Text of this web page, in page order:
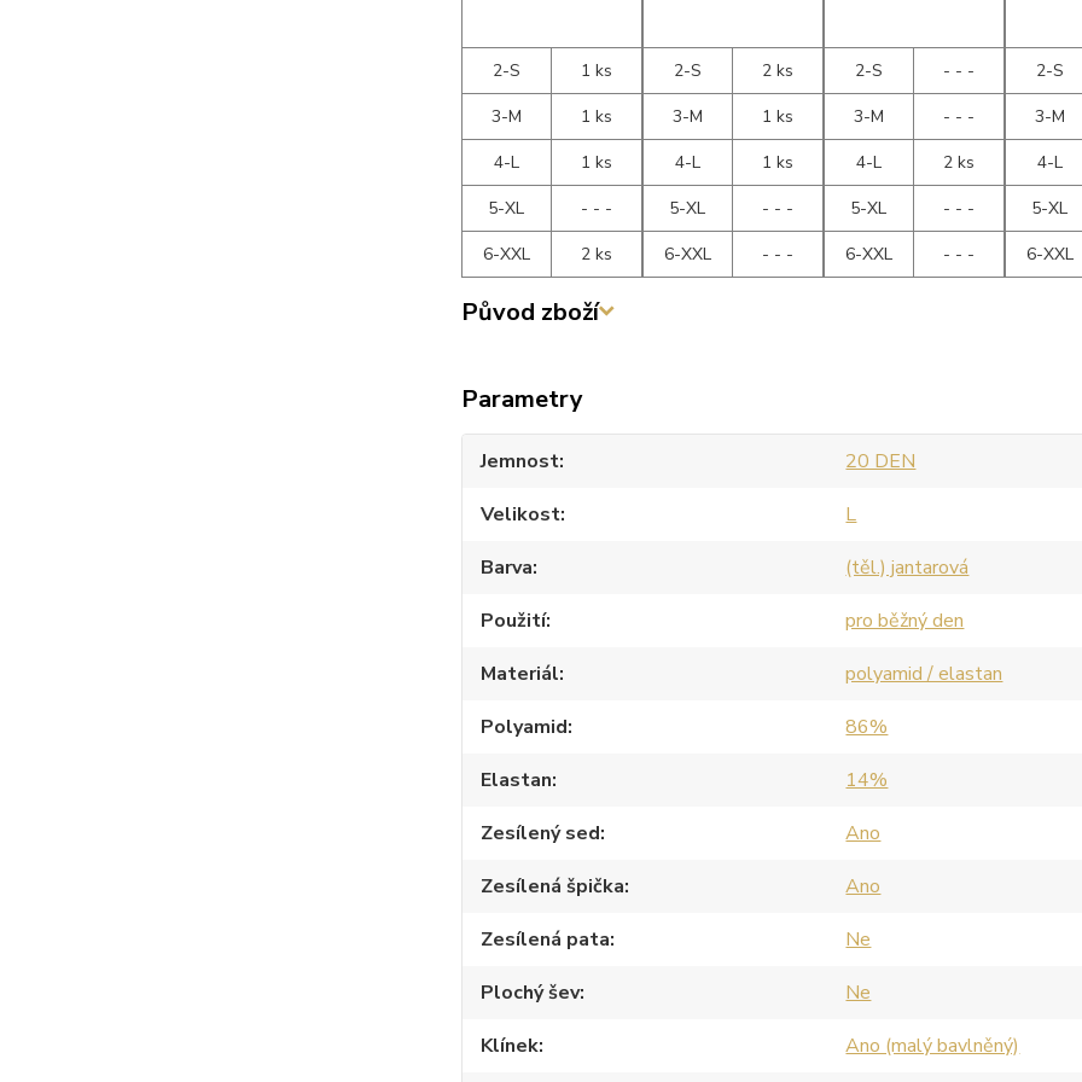
2-S
1 ks
3-M
1 ks
4-L
1 ks
5-XL
- - -
6-XXL
2 ks
2-S
2 ks
3-M
1 ks
4-L
1 ks
5-XL
- - -
6-XXL
- - -
2-S
- - -
3-M
- - -
4-L
2 ks
5-XL
- - -
6-XXL
- - -
2-S
3-M
4-L
5-XL
6-XXL
Původ zboží
Parametry
Jemnost
20 DEN
Velikost
L
Barva
(těl.) jantarová
Použití
pro běžný den
Materiál
polyamid / elastan
Polyamid
86%
Elastan
14%
Zesílený sed
Ano
Zesílená špička
Ano
Zesílená pata
Ne
Plochý šev
Ne
Klínek
Ano (malý bavlněný)